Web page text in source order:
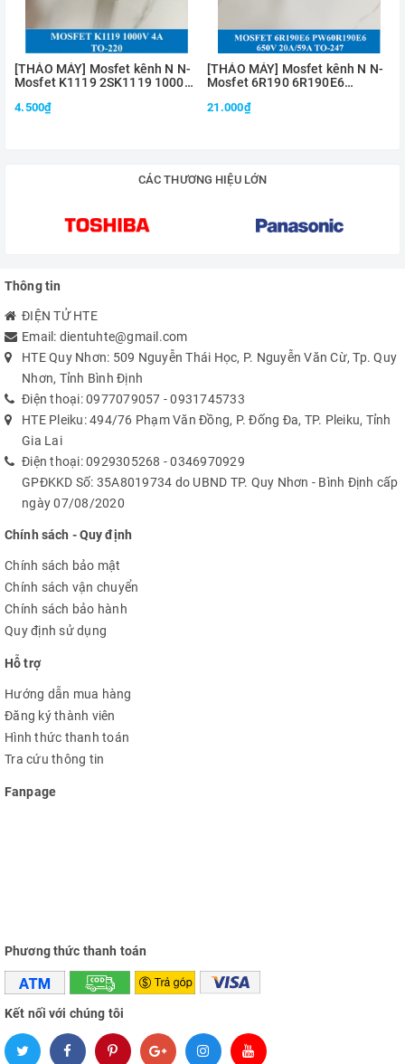
[THÁO MÁY] Mosfet kênh N N-
Mosfet K1119 2SK1119 1000V
4.500₫
[THÁO MÁY] Mosfet kênh N N-
Mosfet 6R190 6R190E6
TO-247
21.000₫
CÁC THƯƠNG HIỆU LỚN
Thông tin
ĐIỆN TỬ HTE
Email: dientuhte@gmail.com
HTE Quy Nhơn: 509 Nguyễn Thái Học, P. Nguyễn Văn Cừ, Tp. Quy
Nhơn, Tỉnh Bình Định
Điện thoại:0977079057 -0931745733
HTE Pleiku: 494/76 Phạm Văn Đồng, P. Đống Đa, TP. Pleiku, Tỉnh
Gia Lai
Điện thoại:0929305268 -0346970929
GPĐKKD Số: 35A8019734 do UBND TP. Quy Nhơn - Bình Định cấp
ngày 07/08/2020
Chính sách - Quy định
Chính sách bảo mật
Chính sách vận chuyển
Chính sách bảo hành
Quy định sử dụng
Hỗ trợ
Hướng dẫn mua hàng
Đăng ký thành viên
Hình thức thanh toán
Tra cứu thông tin
Fanpage
Phương thức thanh toán
Kết nối với chúng tôi